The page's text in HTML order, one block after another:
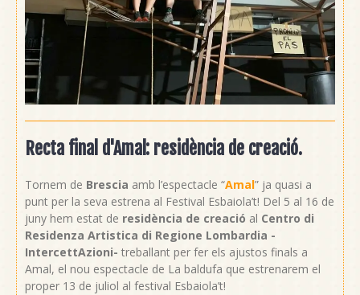
Recta final d'Amal: residència de creació.
Tornem de Brescia amb l’espectacle “Amal” ja quasi a
punt per la seva estrena al Festival Esbaiola’t! Del 5 al 16 de
juny hem estat de residència de creació al Centro di
Residenza Artistica di Regione Lombardia -
IntercettAzioni- treballant per fer els ajustos finals a
Amal, el nou espectacle de La baldufa que estrenarem el
proper 13 de juliol al festival Esbaiola’t!